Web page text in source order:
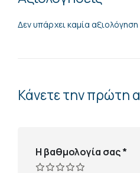
Δεν υπάρχει καμία
Κάνετε την πρώτη
Η βαθμολογία σας*